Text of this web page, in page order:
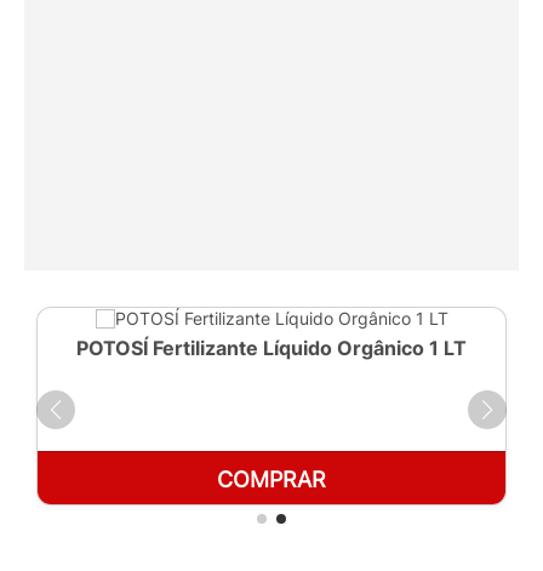
POTOSÍ Fertilizante Líquido Orgânico 1 LT
COMPRAR